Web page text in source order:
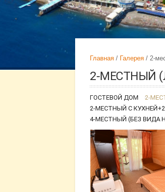
Главная Галерея 2-
2-МЕСТНЫЙ
ГОСТЕВОЙ ДОМ 2-
2-МЕСТНЫЙ С
4-МЕСТНЫЙ (БЕЗ ВИДА